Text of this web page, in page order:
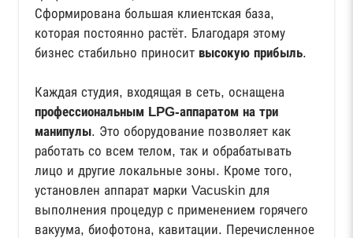
Сформирована большая клиентская база,
которая постоянно растёт. Благодаря этому
бизнес стабильно приносит высокую прибыль.
Каждая студия, входящая в сеть, оснащена
профессиональным LPG-аппаратом на три
манипулы. Это оборудование позволяет как
работать со всем телом, так и обрабатывать
лицо и другие локальные зоны. Кроме того,
установлен аппарат марки Vacuskin для
выполнения процедур с применением горячего
вакуума, биофотона, кавитации. Перечисленное